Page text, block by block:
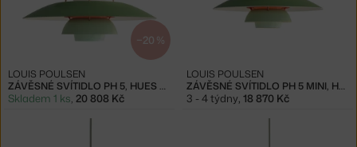
−20 %
ZÁVĚSNÉ SVÍTIDLO PH 5, HUES OF GREEN
LOUIS POULSEN
Skladem 1 ks, 20 808 Kč
ZÁVĚSNÉ SVÍTIDLO PH 5 MINI, HUES OF GREEN
LOUIS POULSEN
3 - 4 týdny, 18 870 Kč